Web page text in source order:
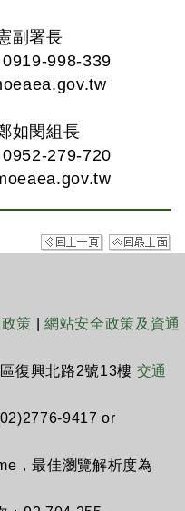
副署長
998-339
如閔組長
279-720
策 |網站安全政策及資通
復興北路2號13樓 交通
9417 or
，最佳瀏覽解析度為